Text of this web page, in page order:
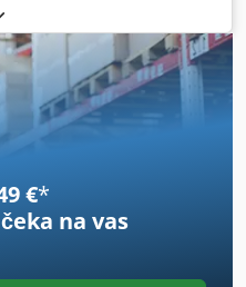
/ 80 R 22.5 / 8mm,
R 22.5 / 8mm, radna
€*
čeka na vas